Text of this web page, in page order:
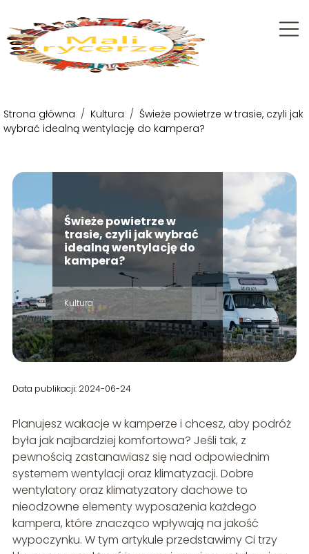
Strona główna / Kultura / Świeże powietrze w trasie, czyli jak
wybrać idealną wentylację do kampera?
Świeże powietrze w
trasie, czyli jak wybrać
idealną wentylację do
kampera?
Kultura
Data publikacji: 2024-06-24
Planujesz wakacje w kamperze i chcesz, aby podróż
była jak najbardziej komfortowa? Jeśli tak, z
pewnością zastanawiasz się nad odpowiednim
systemem wentylacji oraz klimatyzacji. Dobre
wentylatory oraz klimatyzatory dachowe to
nieodzowne elementy wyposażenia każdego
kampera, które znacząco wpływają na jakość
wypoczynku. W tym artykule przedstawimy Ci trzy